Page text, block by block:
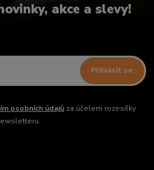
akce a slevy!
Přihlásit se
osobních údajůza účelem rozesílky